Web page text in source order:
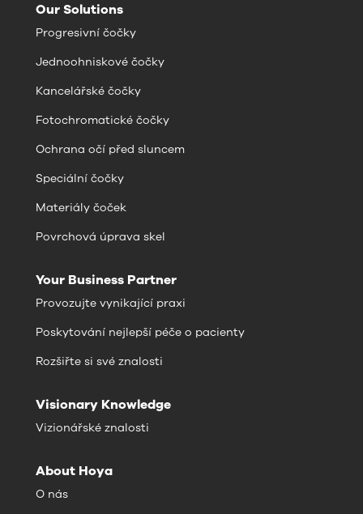
Our Solutions
Progresivní čočky
Jednoohniskové čočky
Kancelářské čočky
Fotochromatické čočky
Ochrana očí před sluncem
Speciální čočky
Materiály čoček
Povrchová úprava skel
Your Business Partner
Provozujte vynikající praxi
Poskytování nejlepší péče o pacienty
Rozšiřte si své znalosti
Visionary Knowledge
Vizionářské znalosti
About Hoya
O nás